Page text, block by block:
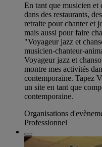
En tant que musicien et
dans des restaurants,
retraite pour chanter et
mais aussi pour faire
"Voyageur jazz et
musicien-chanteur-
Voyageur jazz et
montre mes activités
contemporaine. Tapez
un site en tant que
contemporaine.
Organisations
Professionnel